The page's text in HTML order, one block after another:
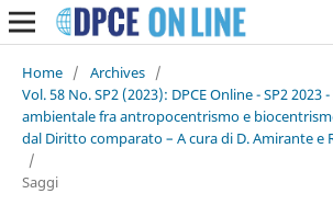
Home / Archives /
Vol. 58 No. SP2 (2023): DPCE Online - SP2
ambientale fra antropocentrismo e
dal Diritto comparato – A cura di D. Amirante e
/
Saggi